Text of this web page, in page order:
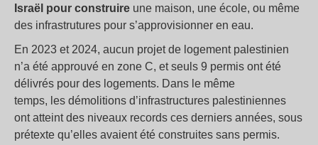
Israël pour construire une maison, une école, ou même
des infrastrutures pour s’approvisionner en eau.
En 2023 et 2024, aucun projet de logement palestinien
n’a été approuvé en zone C, et seuls 9 permis ont été
délivrés pour des logements. Dans le même
temps, les démolitions d’infrastructures palestiniennes
ont atteint des niveaux records ces derniers années, sous
prétexte qu’elles avaient été construites sans permis.